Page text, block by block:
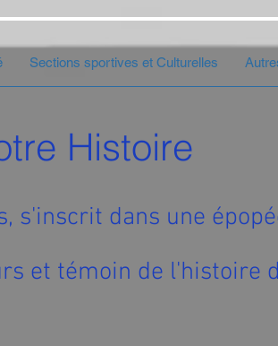
Sections sportives et Culturelles
Histoire
s'inscrit dans une
et témoin de l'histoire